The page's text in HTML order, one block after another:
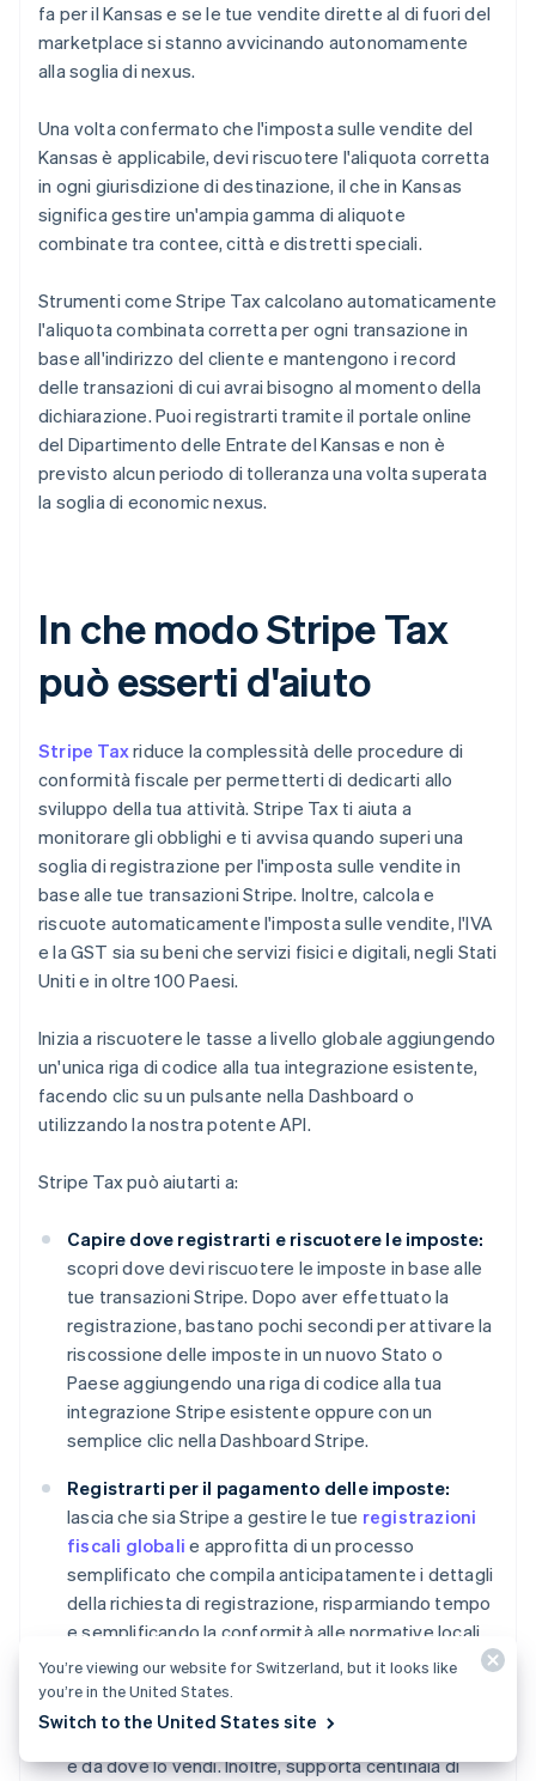
fa per il Kansas e se le tue vendite dirette al di fuori del
marketplace si stanno avvicinando autonomamente
alla soglia di nexus.
Una volta confermato che l'imposta sulle vendite del
Kansas è applicabile, devi riscuotere l'aliquota corretta
in ogni giurisdizione di destinazione, il che in Kansas
significa gestire un'ampia gamma di aliquote
combinate tra contee, città e distretti speciali.
Strumenti come Stripe Tax calcolano automaticamente
l'aliquota combinata corretta per ogni transazione in
base all'indirizzo del cliente e mantengono i record
delle transazioni di cui avrai bisogno al momento della
dichiarazione. Puoi registrarti tramite il portale online
del Dipartimento delle Entrate del Kansas e non è
previsto alcun periodo di tolleranza una volta superata
la soglia di economic nexus.
In che modo Stripe Tax
può esserti d'aiuto
Stripe Taxriduce la complessità delle procedure di
conformità fiscale per permetterti di dedicarti allo
sviluppo della tua attività. Stripe Tax ti aiuta a
monitorare gli obblighi e ti avvisa quando superi una
soglia di registrazione per l'imposta sulle vendite in
base alle tue transazioni Stripe. Inoltre, calcola e
riscuote automaticamente l'imposta sulle vendite, l'IVA
e la GST sia su beni che servizi fisici e digitali, negli Stati
Uniti e in oltre 100 Paesi.
Inizia a riscuotere le tasse a livello globale aggiungendo
un'unica riga di codice alla tua integrazione esistente,
facendo clic su un pulsante nella Dashboard o
utilizzando la nostra potente API.
Stripe Tax può aiutarti a:
Capire dove registrarti e riscuotere le imposte:
scopri dove devi riscuotere le imposte in base alle
tue transazioni Stripe. Dopo aver effettuato la
registrazione, bastano pochi secondi per attivare la
riscossione delle imposte in un nuovo Stato o
Paese aggiungendo una riga di codice alla tua
integrazione Stripe esistente oppure con un
semplice clic nella Dashboard Stripe.
Registrarti per il pagamento delle imposte:
lascia che sia Stripe a gestire le tue registrazioni
fiscali globali e approfitta di un processo
semplificato che compila anticipatamente i dettagli
della richiesta di registrazione, risparmiando tempo
e semplificando la conformità alle normative locali.
Riscuotere automaticamente le imposte: Stripe
imposte dovute, indipendentemente da cosa vendi
e da dove lo vendi. Inoltre, supporta centinaia di
You’re viewing our website for Switzerland, but it looks like
you’re in the United States.
Switch to the United States site